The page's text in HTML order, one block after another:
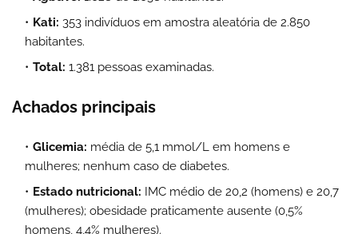
Kati: 353 indivíduos em amostra aleatória de 2.850
habitantes.
Total: 1.381 pessoas examinadas.
Achados principais
Glicemia: média de 5,1 mmol/L em homens e
mulheres; nenhum caso de diabetes.
Estado nutricional: IMC médio de 20,2 (homens) e 20,7
(mulheres); obesidade praticamente ausente (0,5%
homens, 4,4% mulheres).